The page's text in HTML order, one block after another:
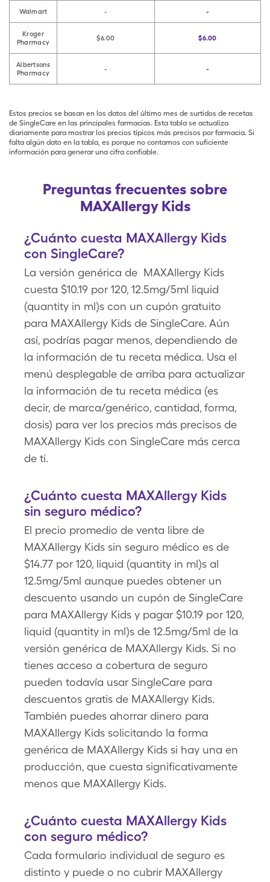
Walmart - -
Kroger
Pharmacy
$6.00 $6.00
Albertsons
Pharmacy
- -
Estos precios se basan en los datos del último mes de surtidos de recetas
de SingleCare en las principales farmacias. Esta tabla se actualiza
diariamente para mostrar los precios típicos más precisos por farmacia. Si
falta algún dato en la tabla, es porque no contamos con suficiente
información para generar una cifra confiable.
Preguntas frecuentes sobre
MAXAllergy Kids
¿Cuánto cuesta MAXAllergy Kids
con SingleCare?
La versión genérica de MAXAllergy Kids
cuesta $10.19 por 120, 12.5mg/5ml liquid
(quantity in ml)s con un cupón gratuito
para MAXAllergy Kids de SingleCare. Aún
así, podrías pagar menos, dependiendo de
la información de tu receta médica. Usa el
menú desplegable de arriba para actualizar
la información de tu receta médica (es
decir, de marca/genérico, cantidad, forma,
dosis) para ver los precios más precisos de
MAXAllergy Kids con SingleCare más cerca
de ti.
¿Cuánto cuesta MAXAllergy Kids
sin seguro médico?
El precio promedio de venta libre de
MAXAllergy Kids sin seguro médico es de
$14.77 por 120, liquid (quantity in ml)s al
12.5mg/5ml aunque puedes obtener un
descuento usando un cupón de SingleCare
para MAXAllergy Kids y pagar $10.19 por 120,
liquid (quantity in ml)s de 12.5mg/5ml de la
versión genérica de MAXAllergy Kids. Si no
tienes acceso a cobertura de seguro
pueden todavía usar SingleCare para
descuentos gratis de MAXAllergy Kids.
También puedes ahorrar dinero para
MAXAllergy Kids solicitando la forma
genérica de MAXAllergy Kids si hay una en
producción, que cuesta significativamente
menos que MAXAllergy Kids.
¿Cuánto cuesta MAXAllergy Kids
con seguro médico?
Cada formulario individual de seguro es
distinto y puede o no cubrir MAXAllergy